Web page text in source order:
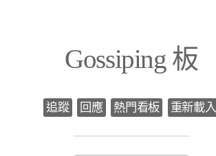
Gossiping 板
追蹤 回應 熱門看板 重新載入